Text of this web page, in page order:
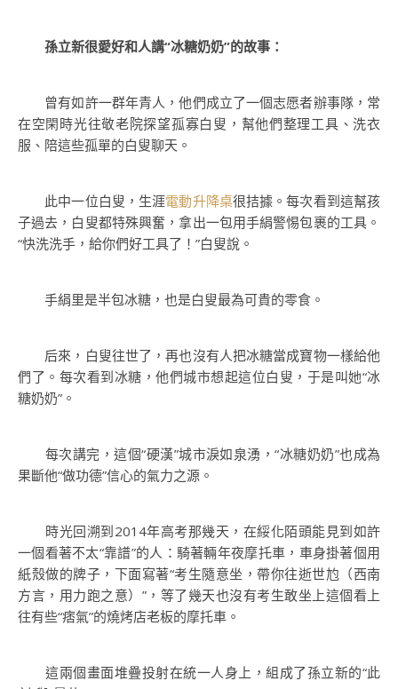
孫立新很愛好和人講“冰糖奶奶”的故事：
曾有如許一群年青人，他們成立了一個志愿者辦事隊，常
在空閑時光往敬老院探望孤寡白叟，幫他們整理工具、洗衣
服、陪這些孤單的白叟聊天。
此中一位白叟，生涯電動升降桌很拮據。每次看到這幫孩
子過去，白叟都特殊興奮，拿出一包用手絹警惕包裹的工具。
“快洗洗手，給你們好工具了！”白叟說。
手絹里是半包冰糖，也是白叟最為可貴的零食。
后來，白叟往世了，再也沒有人把冰糖當成寶物一樣給他
們了。每次看到冰糖，他們城市想起這位白叟，于是叫她“冰
糖奶奶”。
每次講完，這個“硬漢”城市淚如泉湧，“冰糖奶奶”也成為
果斷他“做功德”信心的氣力之源。
時光回溯到2014年高考那幾天，在綏化陌頭能見到如許
一個看著不太“靠譜”的人：騎著輛年夜摩托車，車身掛著個用
紙殼做的牌子，下面寫著“考生隨意坐，帶你往逝世尥（西南
方言，用力跑之意）”，等了幾天也沒有考生敢坐上這個看上
往有些“痞氣”的燒烤店老板的摩托車。
這兩個畫面堆疊投射在統一人身上，組成了孫立新的“此